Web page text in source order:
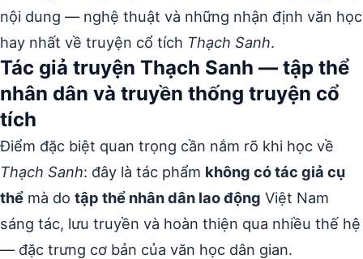
nội dung — nghệ thuật và những nhận định văn học
hay nhất về truyện cổ tích Thạch Sanh.
Tác giả truyện Thạch Sanh — tập thể
nhân dân và truyền thống truyện cổ
tích
Điểm đặc biệt quan trọng cần nắm rõ khi học về
Thạch Sanh: đây là tác phẩm không có tác giả cụ
thể mà do tập thể nhân dân lao động Việt Nam
sáng tác, lưu truyền và hoàn thiện qua nhiều thế hệ
— đặc trưng cơ bản của văn học dân gian.